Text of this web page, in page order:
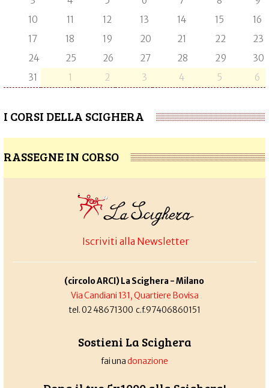
10
11 12 13 14 15
16
17
18 19 20 21 22
23
24
25 26 27 28 29
30
31
1 2 3 4 5 6
I CORSI DELLA SCIGHERA
RASSEGNE IN CORSO
Iscriviti alla Newsletter
(circolo ARCI) La Scighera - Milano
Via Candiani 131, Quartiere Bovisa
tel. 02 48671300 c.f.97406860151
Sostieni La Scighera
fai unadonazione